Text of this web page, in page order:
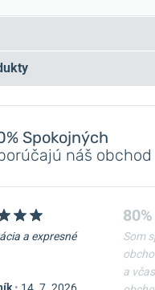
Zanechajte
Pridať dotaz
Spokojných
náš obchod
a expresné
80%
Som
a